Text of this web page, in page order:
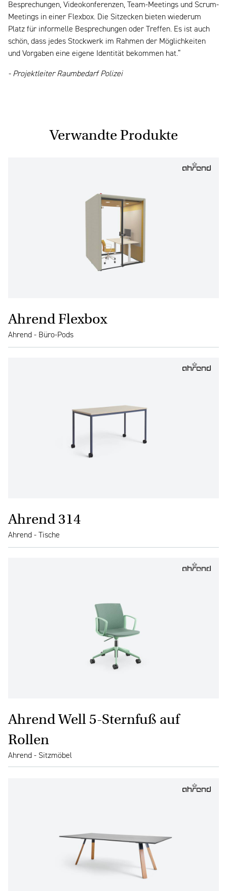
Besprechungen, Videokonferenzen, Team-Meetings und Scrum-
Meetings in einer Flexbox. Die Sitzecken bieten wiederum
Platz für informelle Besprechungen oder Treffen. Es ist auch
schön, dass jedes Stockwerk im Rahmen der Möglichkeiten
und Vorgaben eine eigene Identität bekommen hat.“
- Projektleiter Raumbedarf Polizei
Verwandte Produkte
Ahrend Flexbox
Ahrend - Büro-Pods
Ahrend 314
Ahrend - Tische
Ahrend Well 5-Sternfuß auf
Rollen
Ahrend - Sitzmöbel